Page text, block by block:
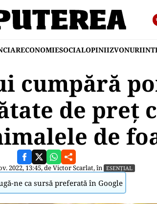
ECONOMIESOCIALOPINIIZVONURI
cumpără
de preț
de
2022, 13:45, deVictor Scarlat, în ESENȚIAL
ne ca sursă preferată în Google